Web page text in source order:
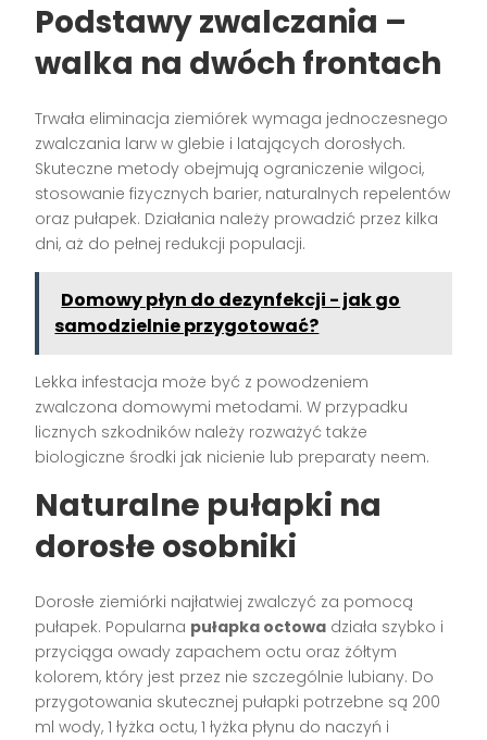
Podstawy zwalczania –
walka na dwóch frontach
Trwała eliminacja ziemiórek wymaga jednoczesnego
zwalczania larw w glebie i latających dorosłych.
Skuteczne metody obejmują ograniczenie wilgoci,
stosowanie fizycznych barier, naturalnych repelentów
oraz pułapek. Działania należy prowadzić przez kilka
dni, aż do pełnej redukcji populacji.
Domowy płyn do dezynfekcji - jak go
samodzielnie przygotować?
Lekka infestacja może być z powodzeniem
zwalczona domowymi metodami. W przypadku
licznych szkodników należy rozważyć także
biologiczne środki jak nicienie lub preparaty neem.
Naturalne pułapki na
dorosłe osobniki
Dorosłe ziemiórki najłatwiej zwalczyć za pomocą
pułapek. Popularna pułapka octowa działa szybko i
przyciąga owady zapachem octu oraz żółtym
kolorem, który jest przez nie szczególnie lubiany. Do
przygotowania skutecznej pułapki potrzebne są 200
ml wody, 1 łyżka octu, 1 łyżka płynu do naczyń i